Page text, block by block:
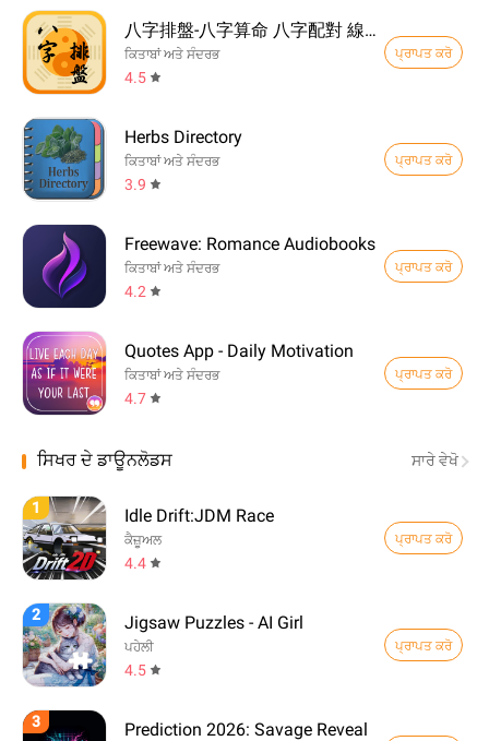
八字排盤-八字算命 八字配對 線上算命 生辰八字查詢
ਕਿਤਾਬਾਂ ਅਤੇ ਸੰਦਰਭ
4.5
ਪ੍ਰਾਪਤ ਕਰੋ
Herbs Directory
ਕਿਤਾਬਾਂ ਅਤੇ ਸੰਦਰਭ
3.9
ਪ੍ਰਾਪਤ ਕਰੋ
Freewave: Romance Audiobooks
ਕਿਤਾਬਾਂ ਅਤੇ ਸੰਦਰਭ
4.2
ਪ੍ਰਾਪਤ ਕਰੋ
Quotes App - Daily Motivation
ਕਿਤਾਬਾਂ ਅਤੇ ਸੰਦਰਭ
4.7
ਪ੍ਰਾਪਤ ਕਰੋ
ਸਿਖਰ ਦੇ ਡਾਊਨਲੋਡਸ ਸਾਰੇ ਵੇਖੋ
1 Idle Drift:JDM Race
ਕੈਜ਼ੂਅਲ
4.4
ਪ੍ਰਾਪਤ ਕਰੋ
2 Jigsaw Puzzles - AI Girl
ਪਹੇਲੀ
4.5
ਪ੍ਰਾਪਤ ਕਰੋ
3 Prediction 2026: Savage Reveal